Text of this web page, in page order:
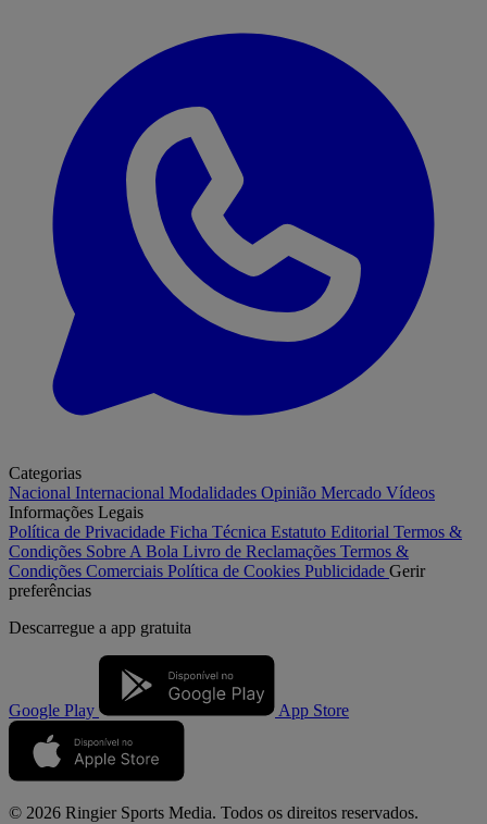
Categorias
Nacional Internacional Modalidades Opinião Mercado Vídeos
Informações Legais
Política de Privacidade Ficha Técnica Estatuto Editorial Termos &
Condições Sobre A Bola Livro de Reclamações Termos &
Condições Comerciais Política de Cookies Publicidade Gerir
preferências
Descarregue a app gratuita
Google Play App Store
© 2026 Ringier Sports Media. Todos os direitos reservados.